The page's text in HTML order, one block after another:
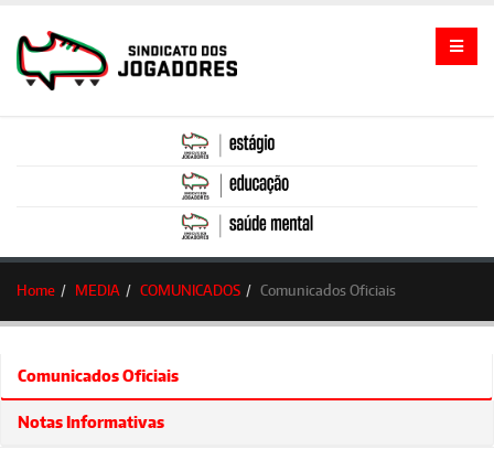
Home MEDIA COMUNICADOS Comunicados Oficiais
Comunicados Oficiais
Notas Informativas